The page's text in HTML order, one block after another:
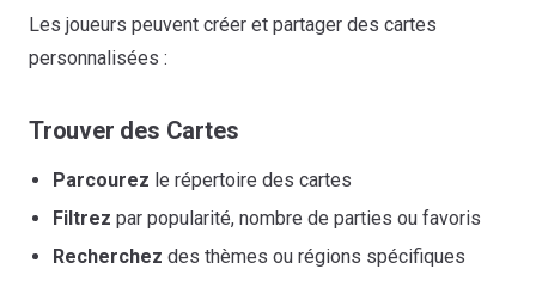
Les joueurs peuvent créer et partager des cartes
personnalisées :
Trouver des Cartes
Parcourez le répertoire des cartes
Filtrez par popularité, nombre de parties ou favoris
Recherchez des thèmes ou régions spécifiques